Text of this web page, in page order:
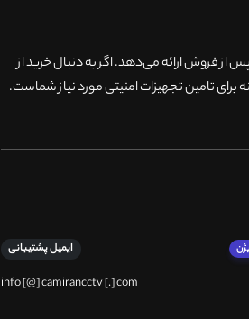
پس از فروش ارائه می‌دهد. اگر به دنبال خرید از
تامین تجهیزات امنیتی مورد نیاز شماست.
ایمیل پشتیبانی
info [@] camirancctv [.] com